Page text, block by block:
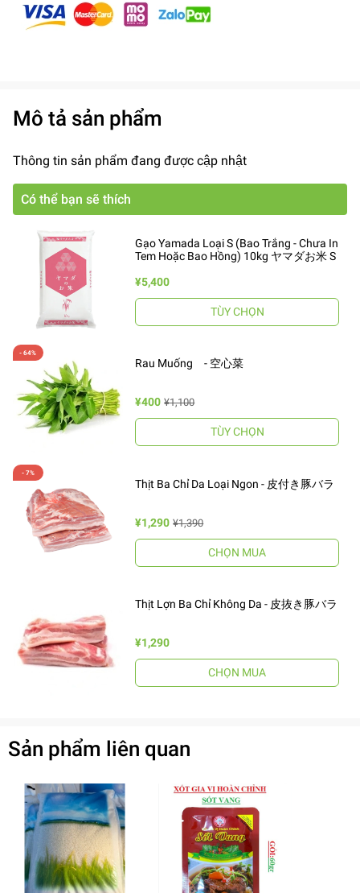
Mô tả sản phẩm
Thông tin sản phẩm đang được cập nhật
Có thể bạn sẽ thích
Gạo Yamada Loại S (Bao Trắng - Chưa In
Tem Hoặc Bao Hồng) 10kg ヤマダお米 S
¥5,400
TÙY CHỌN
Rau Muống - 空心菜
¥400 ¥1,100
TÙY CHỌN
Thịt Ba Chỉ Da Loại Ngon - 皮付き豚バラ
¥1,290 ¥1,390
CHỌN MUA
Thịt Lợn Ba Chỉ Không Da - 皮抜き豚バラ
¥1,290
CHỌN MUA
Sản phẩm liên quan